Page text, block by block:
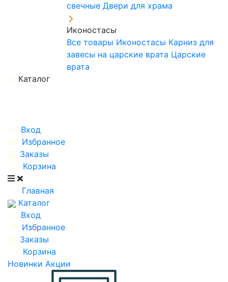
свечные Двери для храма
Иконостасы
Все товары Иконостасы Карниз для
завесы на царские врата Царские
врата
Каталог
Вход
Избранное
Заказы
Корзина
Главная
Каталог
Вход
Избранное
Заказы
Корзина
Новинки Акции